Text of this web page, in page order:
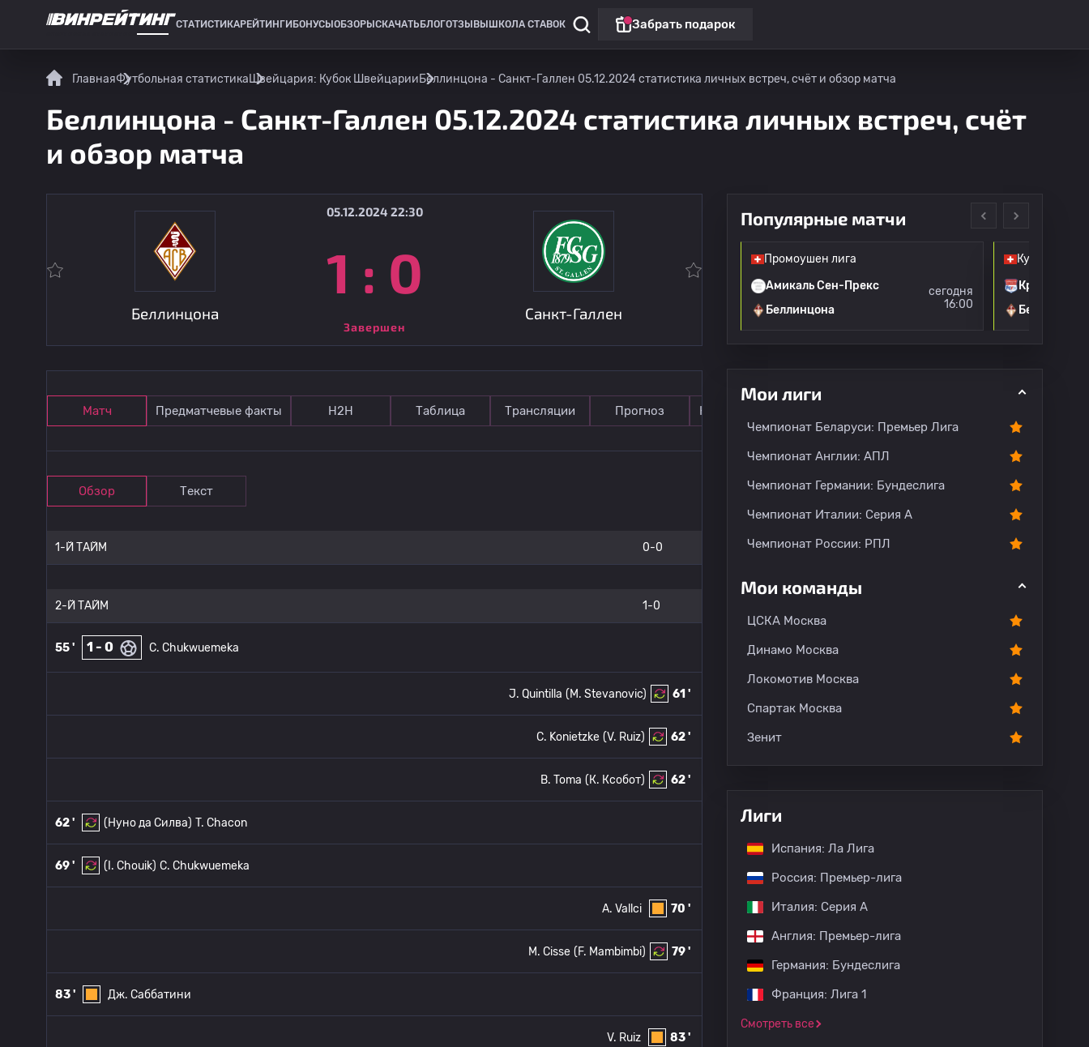
СТАТИСТИКАРЕЙТИНГИ БОНУСЫ ОБЗОРЫ СКАЧАТЬ БЛОГОТЗЫВЫ ШКОЛА СТАВОК Забрать подарок
ГлавнаяФутбольная статистикаШвейцария: Кубок ШвейцарииБеллинцона - Санкт-Галлен 05.12.2024 статистика личных встреч, счёт и обзор матча
Беллинцона - Санкт-Галлен 05.12.2024 статистика личных встреч, счёт
и обзор матча
Беллинцона
05.12.2024 22:30
1 : 0
Завершен
Санкт-Галлен
Матч Предматчевые факты Н2Н Таблица Трансляции Прогноз Комментарии
Обзор Текст
1-Й ТАЙМ 0-0
2-Й ТАЙМ 1-0
55 ' 1 - 0 C. Chukwuemeka
61 '
(M. Stevanovic)
J. Quintilla
62 '
(V. Ruiz)
C. Konietzke
62 '
(К. Ксобот)
B. Toma
62 ' (Нуно да Силва) T. Chacon
69 ' (I. Chouik) C. Chukwuemeka
70 '
A. Vallci
79 '
(F. Mambimbi)
M. Cisse
83 ' Дж. Саббатини
83 '
V. Ruiz
Популярные матчи
Лига конференций
Санкт-Галлен
Шериф
Промоушен лига
Амикаль Сен-Прекс
Беллинцона
сегодня
16:00
Кубок
Красный
Беллинцона
Мои лиги
Чемпионат Беларуси: Премьер Лига
Чемпионат Англии: АПЛ
Чемпионат Германии: Бундеслига
Чемпионат Италии: Серия А
Чемпионат России: РПЛ
Мои команды
ЦСКА Москва
Динамо Москва
Локомотив Москва
Спартак Москва
Зенит
Лиги
Испания: Ла Лига
Россия: Премьер-лига
Италия: Серия А
Англия: Премьер-лига
Германия: Бундеслига
Франция: Лига 1
Смотреть все